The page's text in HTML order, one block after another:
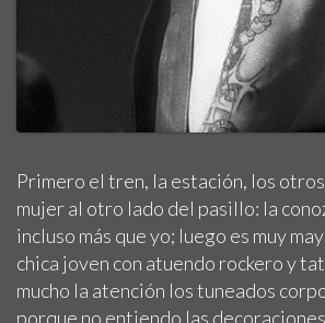
Primero el tren, la estación, los
mujer al otro lado del pasillo: la
incluso más que yo; luego es muy
chica joven con atuendo rockero y
mucho la atención los tuneados
porque no entiendo las